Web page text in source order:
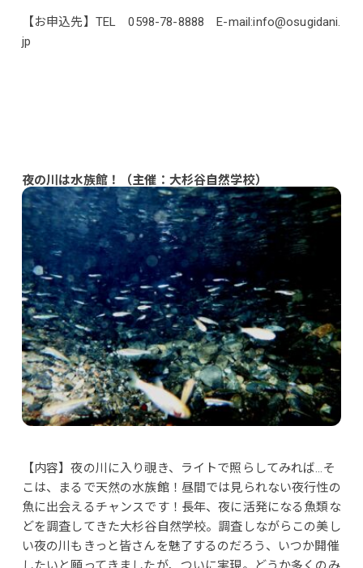
【お申込先】TEL 0598-78-8888 E-mail:info@osugidani.
jp
夜の川は水族館！（主催：大杉谷自然学校）
【内容】夜の川に入り覗き、ライトで照らしてみれば…そ
こは、まるで天然の水族館！昼間では見られない夜行性の
魚に出会えるチャンスです！長年、夜に活発になる魚類な
どを調査してきた大杉谷自然学校。調査しながらこの美し
い夜の川もきっと皆さんを魅了するのだろう、いつか開催